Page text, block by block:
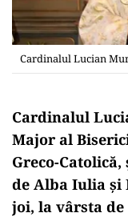
Cardinalul Lucian
Cardinalul
Major al
Greco-
de Alba Iulia și
joi, la vârsta de